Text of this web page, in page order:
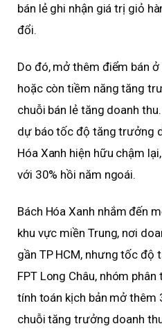
bán lẻ ghi nhận giá trị giỏ
đổi.
Do đó, mở thêm điểm bán
hoặc còn tiềm năng tăng
chuỗi bán lẻ tăng doanh
dự báo tốc độ tăng trưởng
Hóa Xanh hiện hữu chậm
với 30% hồi năm ngoái.
Bách Hóa Xanh nhắm đến
khu vực miền Trung, nơi
gần TP HCM, nhưng tốc
FPT Long Châu, nhóm
tính toán kịch bản mở
chuỗi tăng trưởng doanh